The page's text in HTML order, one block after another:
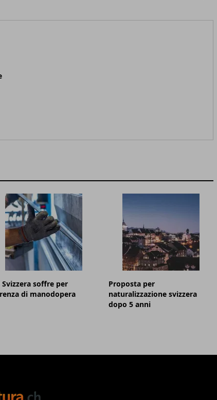
Svizzera soffre per
di manodopera
Proposta per
naturalizzazione svizzera
dopo 5 anni